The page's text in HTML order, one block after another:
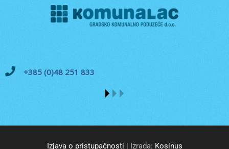
+385 (0)48 251 833
Izjava o pristupačnosti | Izrada: Kosinus